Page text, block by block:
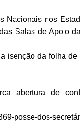
Nacionais nos
Salas de Apoio
isenção da folha de
abertura de
posse-dos-